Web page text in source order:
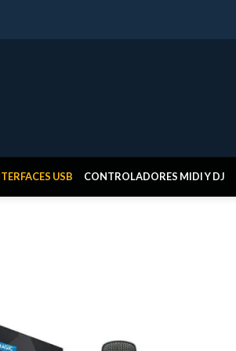
USB CONTROLADORES MIDI Y DJ